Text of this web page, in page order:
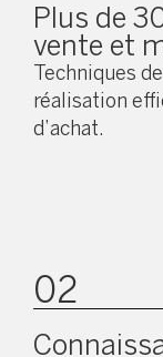
Plus de
vente et
Techniques
réalisation
d’achat.
02